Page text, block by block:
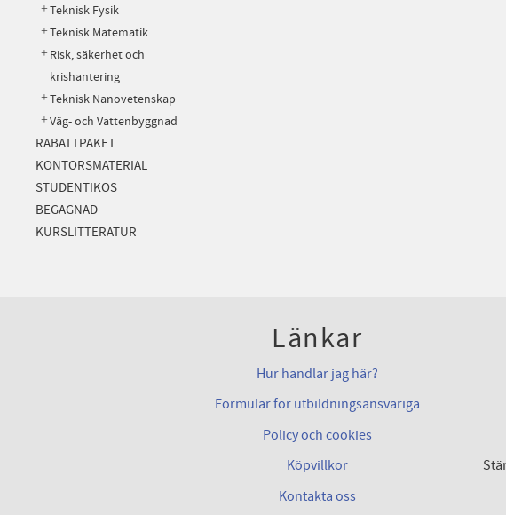
Teknisk Fysik
Teknisk Matematik
Risk, säkerhet och
krishantering
Teknisk Nanovetenskap
Väg- och Vattenbyggnad
RABATTPAKET
KONTORSMATERIAL
STUDENTIKOS
BEGAGNAD
KURSLITTERATUR
Länkar
Hur handlar jag här?
Formulär för utbildningsansvariga
Policy och cookies
Köpvillkor
Kontakta oss